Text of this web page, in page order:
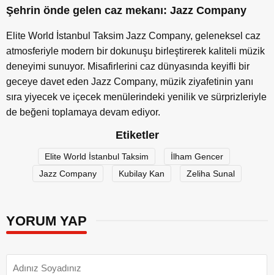
Şehrin önde gelen caz mekanı: Jazz Company
Elite World İstanbul Taksim Jazz Company, geleneksel caz
atmosferiyle modern bir dokunuşu birleştirerek kaliteli müzik
deneyimi sunuyor. Misafirlerini caz dünyasında keyifli bir
geceye davet eden Jazz Company, müzik ziyafetinin yanı
sıra yiyecek ve içecek menülerindeki yenilik ve sürprizleriyle
de beğeni toplamaya devam ediyor.
Etiketler
Elite World İstanbul Taksim
İlham Gencer
Jazz Company
Kubilay Kan Zeliha Sunal
YORUM YAP